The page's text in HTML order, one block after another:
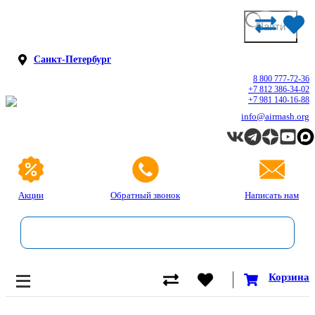
Санкт-Петербург
Акции Обратный звонок Написать нам
8 800 777-72-36
+7 812 386-34-02
+7 981 140-16-88
info@airmash.org
Корзина